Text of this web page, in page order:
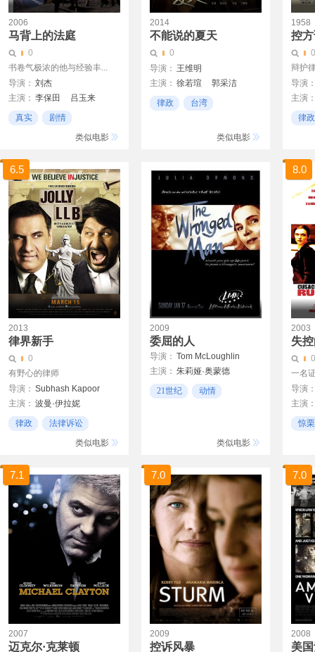
2006
马背上的法庭
0
书卷气极浓的他与经验丰...
导演： 刘杰
主演： 李保田
吕玉来
杨亚宁
真实
剧情
类似电影
2014
不能说的夏天
0
导演： 王维明
主演： 徐若瑄
郭采洁
贾静雯
戴立忍
律政
台湾
类似电影
1958
控
0
辩护
导演
主演
玛琳·
律政
6.5
2013
律界新手
0
有野心的律师
导演： Subhash Kapoor
主演： 波曼·伊拉妮
阿尔沙德·瓦尔斯
律政
法律诉讼
类似电影
2009
委屈的人
导演： Tom McLoughlin
主演： 朱莉娅·奥蒙德
马赫莎拉哈什巴兹·阿里
21世纪
动情
类似电影
8.0
2003
失
0
一名
导演
主演
吉恩·
惊栗
7.1
2007
迈克尔·克莱顿
7.0
2009
控诉风暴
7.0
2008
美